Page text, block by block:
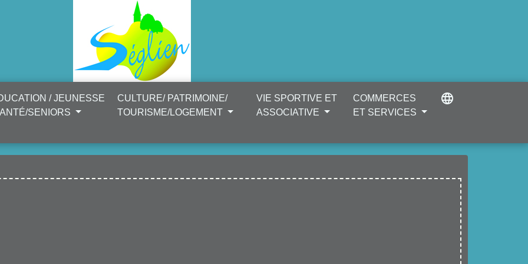
/ JEUNESSE
SENIORS
CULTURE/ PATRIMOINE/
TOURISME/LOGEMENT
VIE SPORTIVE ET
ASSOCIATIVE
COMMERCES
ET SERVICES
language